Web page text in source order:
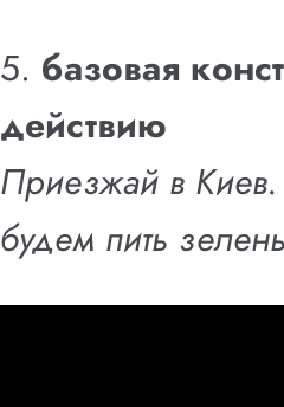
5. базовая
действию
Приезжай в
будем пить